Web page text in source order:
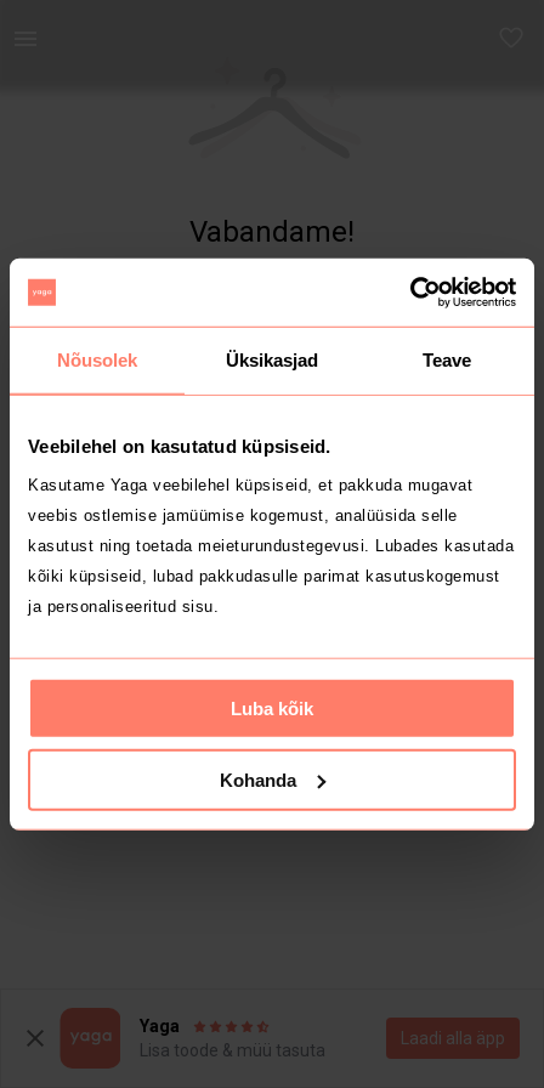
Nõusolek Üksikasjad Teave
Veebilehel on kasutatud küpsiseid.
Kasutame Yaga veebilehel küpsiseid, et pakkuda mugavat
veebis ostlemise jamüümise kogemust, analüüsida selle
kasutust ning toetada meieturundustegevusi. Lubades kasutada
kõiki küpsiseid, lubad pakkudasulle parimat kasutuskogemust
ja personaliseeritud sisu.
Luba kõik
Kohanda
Vabandame!
Yaga
Lisa toode & müü tasuta
Laadi alla äpp